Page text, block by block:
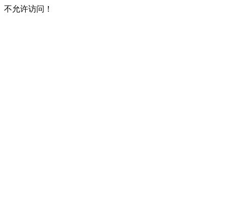
不允许访问！